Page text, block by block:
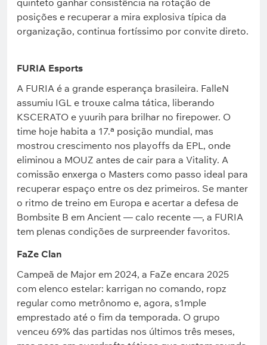
quinteto ganhar consistência na rotação de
posições e recuperar a mira explosiva típica da
organização, continua fortíssimo por convite direto.
FURIA Esports
A FURIA é a grande esperança brasileira. FalleN
assumiu IGL e trouxe calma tática, liberando
KSCERATO e yuurih para brilhar no firepower. O
time hoje habita a 17.ª posição mundial, mas
mostrou crescimento nos playoffs da EPL, onde
eliminou a MOUZ antes de cair para a Vitality. A
comissão enxerga o Masters como passo ideal para
recuperar espaço entre os dez primeiros. Se manter
o ritmo de treino em Europa e acertar a defesa de
Bombsite B em Ancient — calo recente —, a FURIA
tem plenas condições de surpreender favoritos.
FaZe Clan
Campeã de Major em 2024, a FaZe encara 2025
com elenco estelar: karrigan no comando, ropz
regular como metrônomo e, agora, s1mple
emprestado até o fim da temporada. O grupo
venceu 69% das partidas nos últimos três meses,